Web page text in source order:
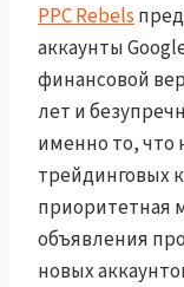
PPC Rebels
аккаунты
финансовой
лет и
именно то, что
трейдинговых
приоритетная
объявления
новых